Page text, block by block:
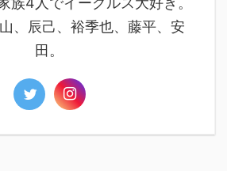
、辰己、裕季也、藤平、安
田。